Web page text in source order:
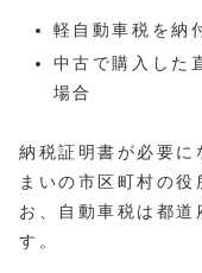
軽自動車税を納
中古で購入した
場合
納税証明書が必要に
まいの市区町村の
お、自動車税は都
す。